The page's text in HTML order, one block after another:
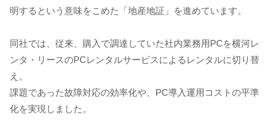
明するという意味をこめた「地産地証」を進めています。
同社では、従来、購入で調達していた社内業務用PCを横河レ
ンタ・リースのPCレンタルサービスによるレンタルに切り替
え。
課題であった故障対応の効率化や、PC導入運用コストの平準
化を実現しました。